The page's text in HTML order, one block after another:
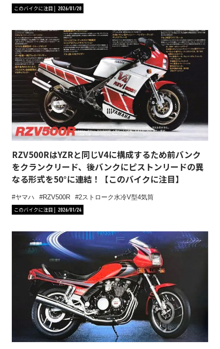
このバイクに注目
2026/01/28
RZV500RはYZRと同じV4に構成するため前バンク
をクランクリード、後バンクにピストンリードの異
なる形式を50°に連結！【このバイクに注目】
ヤマハ RZV500R
2ストローク水冷V型4気筒
このバイクに注目
2026/01/24